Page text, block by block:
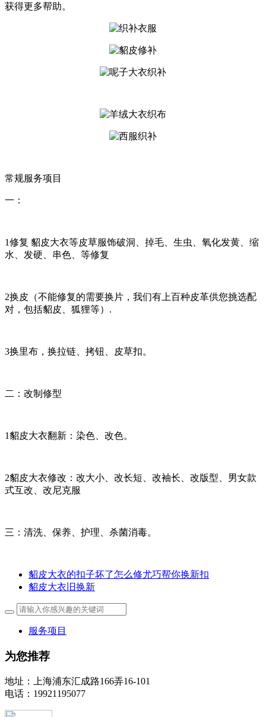
获得更多帮助。
常规服务项目
一：
1修复 貂皮大衣等皮草服饰破洞、掉毛、生虫、氧化发黄、缩
水、发硬、串色、等修复
2换皮（不能修复的需要换片，我们有上百种皮革供您挑选配
对，包括貂皮、狐狸等）.
3换里布，换拉链、拷钮、皮草扣。
二：改制修型
1貂皮大衣翻新：染色、改色。
2貂皮大衣修改：改大小、改长短、改袖长、改版型、男女款
式互改、改尼克服
三：清洗、保养、护理、杀菌消毒。
貂皮大衣的扣子坏了怎么修尤巧帮你换新扣
貂皮大衣旧换新
服务项目
为您推荐
地址：上海浦东汇成路166弄16-101
电话：19921195077